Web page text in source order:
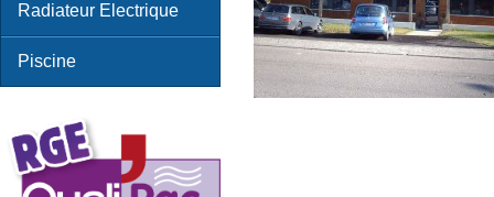
Radiateur Electrique
Piscine